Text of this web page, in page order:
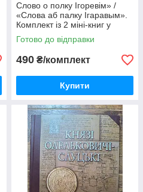
Слово о полку Ігоревім» /
«Слова аб палку Ігаравым».
Комплект із 2 міні-книг у
футлярі
Готово до відправки
490 ₴/комплект
Купити